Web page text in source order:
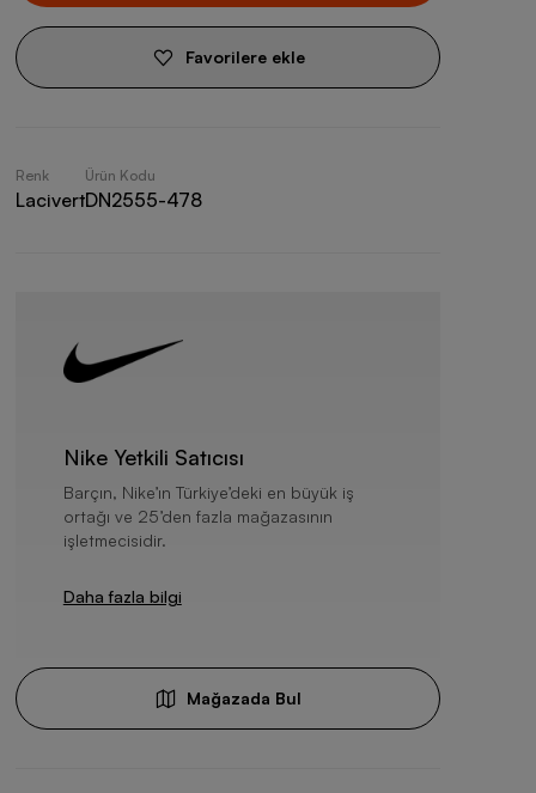
Favorilere ekle
Renk
Lacivert
Ürün Kodu
DN2555-478
Nike Yetkili Satıcısı
Barçın, Nike’ın Türkiye’deki en büyük iş
ortağı ve 25’den fazla mağazasının
işletmecisidir.
Daha fazla bilgi
Mağazada Bul